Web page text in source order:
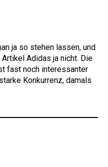
ja so stehen lassen, und
Adidas ja nicht. Die
fast noch interessanter
Konkurrenz, damals